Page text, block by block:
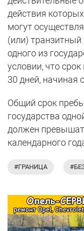
действия
могут
(или) транзитный
одного из
условии, что
30 дней, начиная
Общий срок
государства
должен
календарного
#ГРАНИЦА